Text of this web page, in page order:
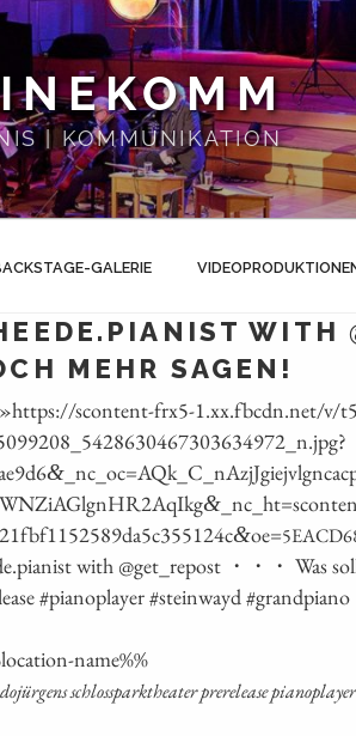
| KOMMUNIKATION
GALERIE
WITH
MEHR SAGEN!
scontent-frx5‑1.xx.fbcdn.net/v/
&
&
&oe=
name%%
schloss­park­thea­ter pre­re­lease